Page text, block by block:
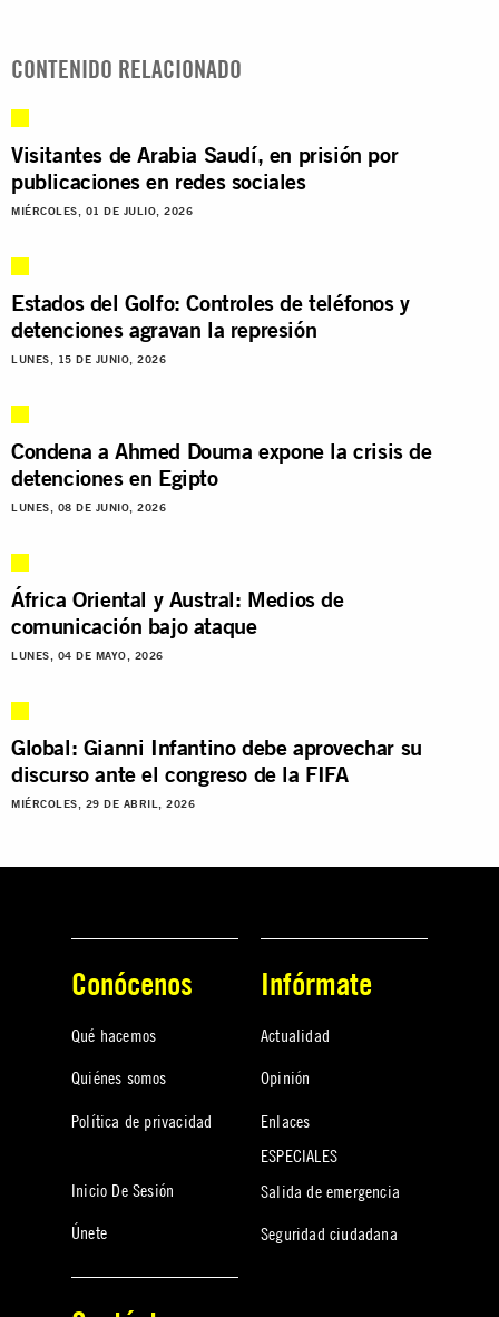
CONTENIDO RELACIONADO
Visitantes de Arabia Saudí, en prisión por
publicaciones en redes sociales
MIÉRCOLES, 01 DE JULIO, 2026
Estados del Golfo: Controles de teléfonos y
detenciones agravan la represión
LUNES, 15 DE JUNIO, 2026
Condena a Ahmed Douma expone la crisis de
detenciones en Egipto
LUNES, 08 DE JUNIO, 2026
África Oriental y Austral: Medios de
comunicación bajo ataque
LUNES, 04 DE MAYO, 2026
Global: Gianni Infantino debe aprovechar su
discurso ante el congreso de la FIFA
MIÉRCOLES, 29 DE ABRIL, 2026
Conócenos
Qué hacemos
Quiénes somos
Política de privacidad
Inicio De Sesión
Únete
Infórmate
Actualidad
Opinión
Enlaces
ESPECIALES
Salida de emergencia
Seguridad ciudadana